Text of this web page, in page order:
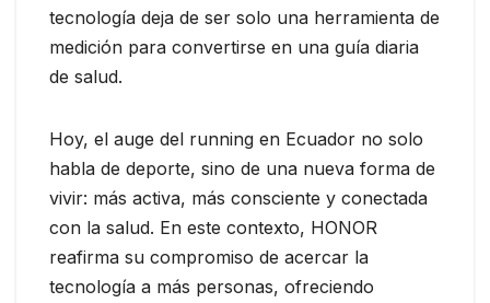
tecnología deja de ser solo una herramienta de
medición para convertirse en una guía diaria
de salud.
Hoy, el auge del running en Ecuador no solo
habla de deporte, sino de una nueva forma de
vivir: más activa, más consciente y conectada
con la salud. En este contexto, HONOR
reafirma su compromiso de acercar la
tecnología a más personas, ofreciendo